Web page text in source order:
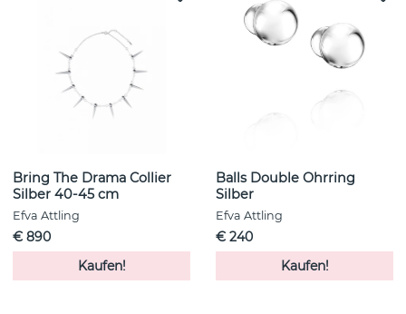
Bring The Drama Collier
Silber 40-45 cm
Efva Attling
€ 890
Kaufen!
Balls Double Ohrring
Silber
Efva Attling
€ 240
Kaufen!